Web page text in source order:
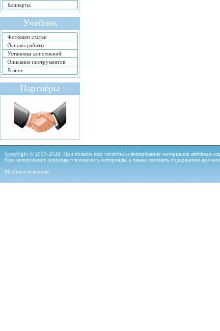
Клипарты
Учебник
Фотошоп статьи
Основы работы
Установка дополнений
Описание инструментов
Разное
Партнёры
Copyright © 2009-2020. При полном или частичном копирование материалов активная
При копировании запрещается изменять материалы, а также изменять содержимое
Мобильная версия